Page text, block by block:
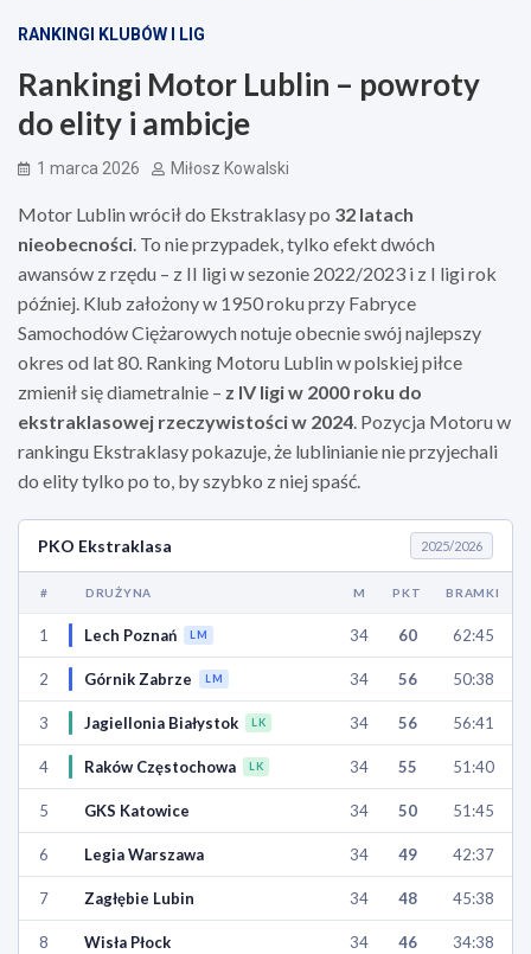
RANKINGI KLUBÓW I LIG
Rankingi Motor Lublin – powroty
do elity i ambicje
1 marca 2026 Miłosz Kowalski
Motor Lublin wrócił do Ekstraklasy po 32 latach
nieobecności. To nie przypadek, tylko efekt dwóch
awansów z rzędu – z II ligi w sezonie 2022/2023 i z I ligi rok
później. Klub założony w 1950 roku przy Fabryce
Samochodów Ciężarowych notuje obecnie swój najlepszy
okres od lat 80. Ranking Motoru Lublin w polskiej piłce
zmienił się diametralnie – z IV ligi w 2000 roku do
ekstraklasowej rzeczywistości w 2024. Pozycja Motoru w
rankingu Ekstraklasy pokazuje, że lublinianie nie przyjechali
do elity tylko po to, by szybko z niej spaść.
PKO Ekstraklasa 2025/2026
# DRUŻYNA M PKT BRAMKI
1 Lech Poznań LM 34 60 62:45
2 Górnik Zabrze LM 34 56 50:38
3 Jagiellonia Białystok LK 34 56 56:41
4 Raków Częstochowa LK 34 55 51:40
5 GKS Katowice 34 50 51:45
6 Legia Warszawa 34 49 42:37
7 Zagłębie Lubin 34 48 45:38
8 Wisła Płock 34 46 34:38